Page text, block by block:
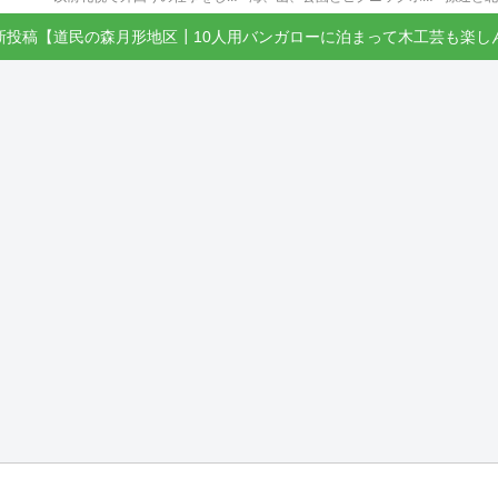
稿【道民の森月形地区┃10人用バンガローに泊まって木工芸も楽し